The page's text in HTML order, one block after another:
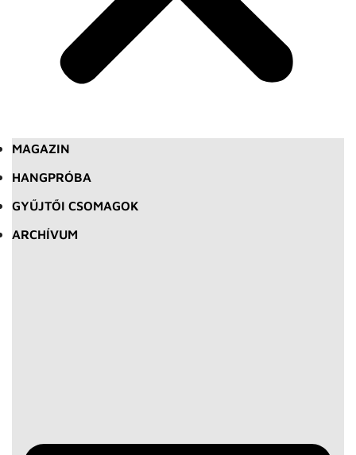
MAGAZIN
HANGPRÓBA
GYŰJTŐI CSOMAGOK
ARCHÍVUM